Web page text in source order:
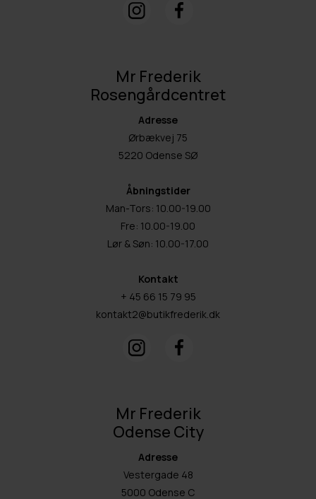
Mr Frederik
Rosengårdcentret
Adresse
Ørbækvej 75
5220 Odense SØ
Åbningstider
Man-Tors: 10.00-19.00
Fre: 10.00-19.00
Lør & Søn: 10.00-17.00
Kontakt
+ 45 66 15 79 95
kontakt2@butikfrederik.dk
Mr Frederik
Odense City
Adresse
Vestergade 48
5000 Odense C